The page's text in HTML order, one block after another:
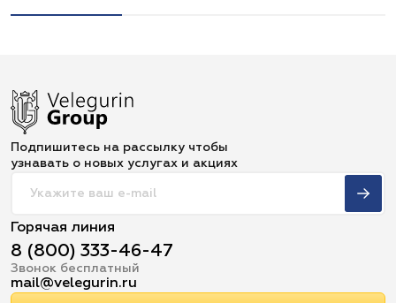
Подпишитесь на рассылку чтобы
узнавать о новых услугах и акциях
Горячая линия
8 (800) 333-46-47
Звонок бесплатный
mail@velegurin.ru